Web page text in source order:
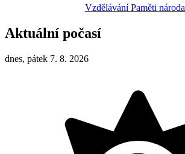
Vzdělávání Paměti národa
Aktuální počasí
dnes, pátek 7. 8. 2026